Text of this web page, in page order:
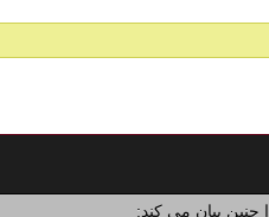
بیان می کند: